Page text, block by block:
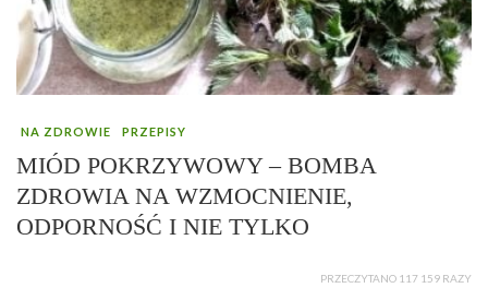
NA ZDROWIE PRZEPISY
MIÓD POKRZYWOWY – BOMBA
ZDROWIA NA WZMOCNIENIE,
ODPORNOŚĆ I NIE TYLKO
PRZECZYTANO 117 159 RAZY